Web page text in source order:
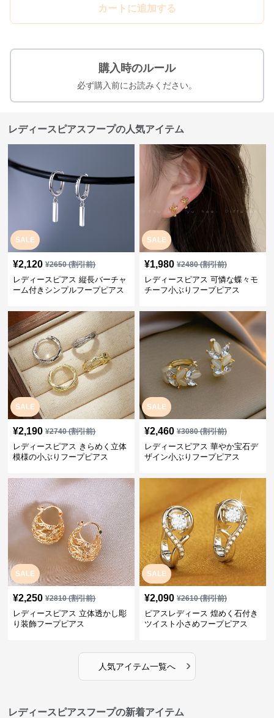
カートに追加する
購入時のルール
必ず購入前にお読みください。
レディースピアスフープの人気アイテム
SALE
¥2,120 ¥2650(割引前)
レディースピアス 縦長バーチャ
ーム付きシンプルフープピアス
SALE
¥1,980 ¥2480(割引前)
レディースピアス 可憐な蝶々モ
チーフ小ぶりフープピアス
SALE
¥2,190 ¥2740(割引前)
レディースピアス きらめく立体
模様の小ぶりフープピアス
SALE
¥2,460 ¥3080(割引前)
レディースピアス 華やか宝石デ
ザイン小ぶりフープピアス
SALE
¥2,250 ¥2810(割引前)
レディースピアス 立体透かし彫
り装飾フープピアス
SALE
¥2,090 ¥2610(割引前)
ピアスレディース 煌めく石付き
ツイスト小さめフープピアス
人気アイテム一覧へ ›
レディースピアスフープの新着アイテム